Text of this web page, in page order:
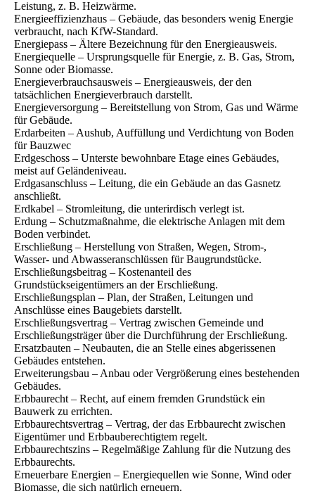
Leistung, z. B. Heizwärme.
Energieeffizienzhaus – Gebäude, das besonders wenig Energie
verbraucht, nach KfW-Standard.
Energiepass – Ältere Bezeichnung für den Energieausweis.
Energiequelle – Ursprungsquelle für Energie, z. B. Gas, Strom,
Sonne oder Biomasse.
Energieverbrauchsausweis – Energieausweis, der den
tatsächlichen Energieverbrauch darstellt.
Energieversorgung – Bereitstellung von Strom, Gas und Wärme
für Gebäude.
Erdarbeiten – Aushub, Auffüllung und Verdichtung von Boden
für Bauzwec
Erdgeschoss – Unterste bewohnbare Etage eines Gebäudes,
meist auf Geländeniveau.
Erdgasanschluss – Leitung, die ein Gebäude an das Gasnetz
anschließt.
Erdkabel – Stromleitung, die unterirdisch verlegt ist.
Erdung – Schutzmaßnahme, die elektrische Anlagen mit dem
Boden verbindet.
Erschließung – Herstellung von Straßen, Wegen, Strom-,
Wasser- und Abwasseranschlüssen für Baugrundstücke.
Erschließungsbeitrag – Kostenanteil des
Grundstückseigentümers an der Erschließung.
Erschließungsplan – Plan, der Straßen, Leitungen und
Anschlüsse eines Baugebiets darstellt.
Erschließungsvertrag – Vertrag zwischen Gemeinde und
Erschließungsträger über die Durchführung der Erschließung.
Ersatzbauten – Neubauten, die an Stelle eines abgerissenen
Gebäudes entstehen.
Erweiterungsbau – Anbau oder Vergrößerung eines bestehenden
Gebäudes.
Erbbaurecht – Recht, auf einem fremden Grundstück ein
Bauwerk zu errichten.
Erbbaurechtsvertrag – Vertrag, der das Erbbaurecht zwischen
Eigentümer und Erbbauberechtigtem regelt.
Erbbaurechtszins – Regelmäßige Zahlung für die Nutzung des
Erbbaurechts.
Erneuerbare Energien – Energiequellen wie Sonne, Wind oder
Biomasse, die sich natürlich erneuern.